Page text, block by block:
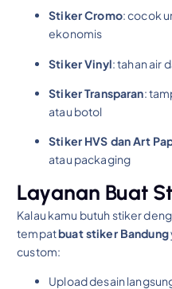
Stiker Cromo: cocok
ekonomis
Stiker Vinyl: tahan air
Stiker Transparan:
atau botol
Stiker HVS dan Art
atau packaging
Layanan Buat
Kalau kamu butuh stiker
tempatbuat stiker Bandung
custom:
Upload desain